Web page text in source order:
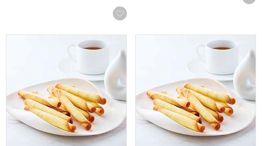
お気に入りに登録する
東京風月堂 パピヨットS(16本入)[PS]【年間ギフト】
東京風月堂 パピヨットM(24